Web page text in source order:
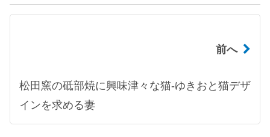
前へ
松田窯の砥部焼に興味津々な猫-ゆきおと猫デザ
インを求める妻